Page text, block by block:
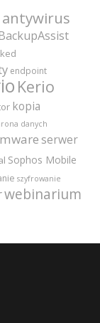
antywirus
endpoint
Kerio
kopia
danych
serwer
Sophos Mobile
szyfrowanie
webinarium